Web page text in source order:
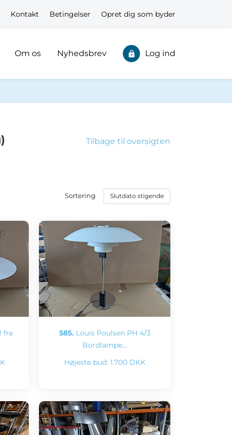
Kontakt Betingelser Opret dig som byder
Om os Nyhedsbrev Log ind
Tilbage til oversigten
Sortering
fra
585. Louis Poulsen PH 4/3
Bordlampe…
Højeste bud: 1.700 DKK